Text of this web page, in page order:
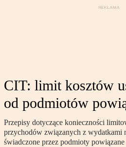
CIT: limit kosztów
od podmiotów
Przepisy dotyczące konieczności
przychodów związanych z wydatkami
świadczone przez podmioty